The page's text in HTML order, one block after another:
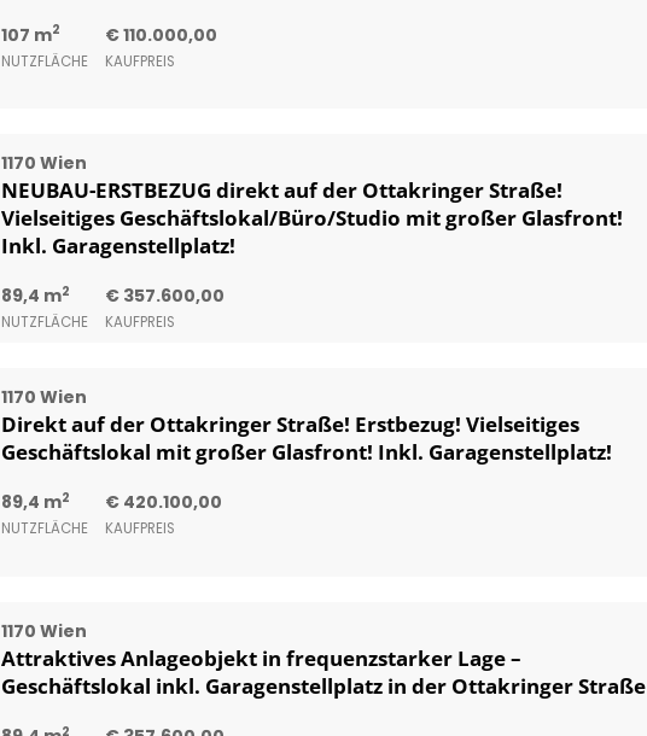
107 m2
NUTZFLÄCHE
€ 110.000,00
KAUFPREIS
1170 Wien
NEUBAU-ERSTBEZUG direkt auf der Ottakringer Straße!
Vielseitiges Geschäftslokal/Büro/Studio mit großer Glasfront!
Inkl. Garagenstellplatz!
89,4 m2
NUTZFLÄCHE
€ 357.600,00
KAUFPREIS
1170 Wien
Direkt auf der Ottakringer Straße! Erstbezug! Vielseitiges
Geschäftslokal mit großer Glasfront! Inkl. Garagenstellplatz!
89,4 m2
NUTZFLÄCHE
€ 420.100,00
KAUFPREIS
1170 Wien
Attraktives Anlageobjekt in frequenzstarker Lage –
Geschäftslokal inkl. Garagenstellplatz in der Ottakringer Straße
2